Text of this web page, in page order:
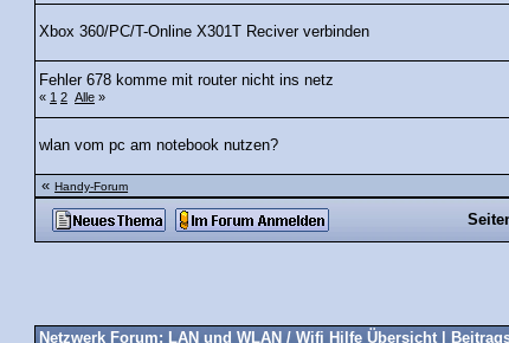
Xbox 360/PC/T-Online X301T Reciver verbinden
Fehler 678 komme mit router nicht ins netz
« 1 2 Alle »
wlan vom pc am notebook nutzen?
«Handy-Forum
Netzwerk Forum: LAN und WLAN / Wifi Hilfe Übersicht |